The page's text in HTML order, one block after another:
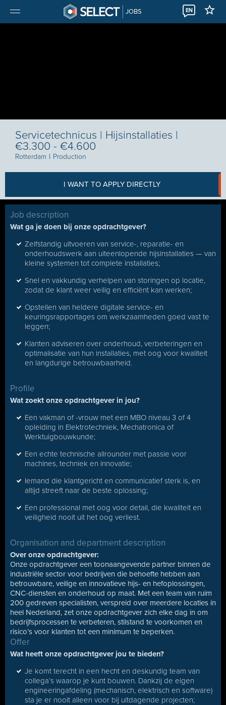
JOBS EN
Servicetechnicus | Hijsinstallaties |
€3.300 - €4.600
Rotterdam I Production
I WANT TO APPLY DIRECTLY
Job description
Wat ga je doen bij onze opdrachtgever?
Zelfstandig uitvoeren van service-, reparatie- en
onderhoudswerk aan uiteenlopende hijsinstallaties — van
kleine systemen tot complete installaties;
Snel en vakkundig verhelpen van storingen op locatie,
zodat de klant weer veilig en efficiënt kan werken;
Opstellen van heldere digitale service- en
keuringsrapportages om werkzaamheden goed vast te
leggen;
Klanten adviseren over onderhoud, verbeteringen en
optimalisatie van hun installaties, met oog voor kwaliteit
en langdurige betrouwbaarheid.
Profile
Wat zoekt onze opdrachtgever in jou?
Een vakman of -vrouw met een MBO niveau 3 of 4
opleiding in Elektrotechniek, Mechatronica of
Werktuigbouwkunde;
Een echte technische allrounder met passie voor
machines, techniek en innovatie;
Iemand die klantgericht en communicatief sterk is, en
altijd streeft naar de beste oplossing;
Een professional met oog voor detail, die kwaliteit en
veiligheid nooit uit het oog verliest.
Organisation and department description
Over onze opdrachtgever:
Onze opdrachtgever een toonaangevende partner binnen de
industriële sector voor bedrijven die behoefte hebben aan
betrouwbare, veilige en innovatieve hijs- en hefoplossingen,
CNC-diensten en onderhoud op maat. Met een team van ruim
200 gedreven specialisten, verspreid over meerdere locaties in
heel Nederland, zet onze opdrachtgever zich elke dag in om
bedrijfsprocessen te verbeteren, stilstand te voorkomen en
risico’s voor klanten tot een minimum te beperken.
Offer
Wat heeft onze opdrachtgever jou te bieden?
Je komt terecht in een hecht en deskundig team van
collega’s waarop je kunt bouwen. Dankzij de eigen
engineeringafdeling (mechanisch, elektrisch en software)
sta je er nooit alleen voor bij uitdagende projecten;